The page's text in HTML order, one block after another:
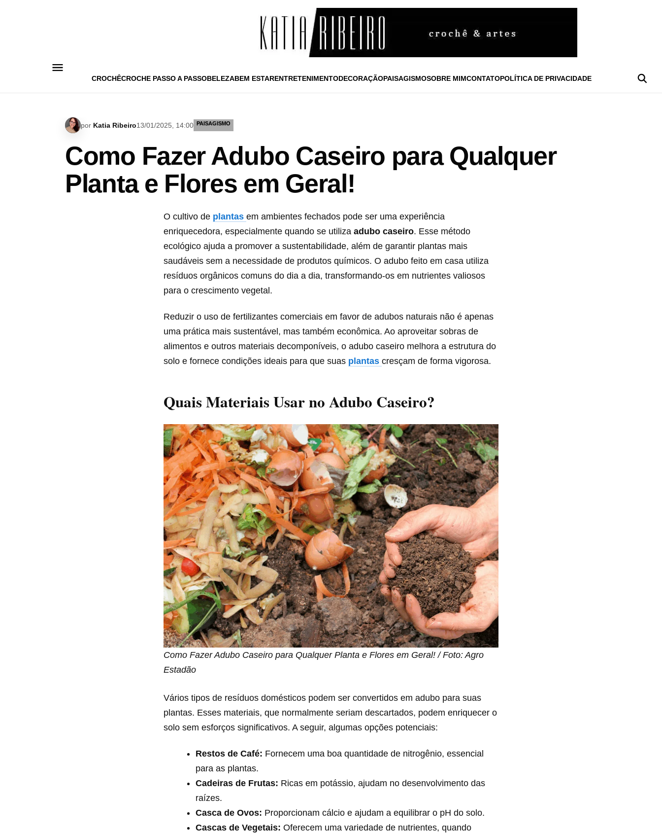
CROCHÊCROCHE PASSO A PASSOBELEZABEM ESTARENTRETENIMENTODECORAÇÃOPAISAGISMOSOBRE MIMCONTATOPOLÍTICA DE PRIVACIDADE
por Katia Ribeiro13/01/2025, 14:00 PAISAGISMO
Como Fazer Adubo Caseiro para Qualquer
Planta e Flores em Geral!
O cultivo de plantas em ambientes fechados pode ser uma experiência
enriquecedora, especialmente quando se utiliza adubo caseiro. Esse método
ecológico ajuda a promover a sustentabilidade, além de garantir plantas mais
saudáveis sem a necessidade de produtos químicos. O adubo feito em casa utiliza
resíduos orgânicos comuns do dia a dia, transformando-os em nutrientes valiosos
para o crescimento vegetal.
Reduzir o uso de fertilizantes comerciais em favor de adubos naturais não é apenas
uma prática mais sustentável, mas também econômica. Ao aproveitar sobras de
alimentos e outros materiais decomponíveis, o adubo caseiro melhora a estrutura do
solo e fornece condições ideais para que suas plantas cresçam de forma vigorosa.
Quais Materiais Usar no Adubo Caseiro?
Como Fazer Adubo Caseiro para Qualquer Planta e Flores em Geral! / Foto: Agro
Estadão
Vários tipos de resíduos domésticos podem ser convertidos em adubo para suas
plantas. Esses materiais, que normalmente seriam descartados, podem enriquecer o
solo sem esforços significativos. A seguir, algumas opções potenciais:
Restos de Café: Fornecem uma boa quantidade de nitrogênio, essencial
para as plantas.
Cadeiras de Frutas: Ricas em potássio, ajudam no desenvolvimento das
raízes.
Casca de Ovos: Proporcionam cálcio e ajudam a equilibrar o pH do solo.
Cascas de Vegetais: Oferecem uma variedade de nutrientes, quando